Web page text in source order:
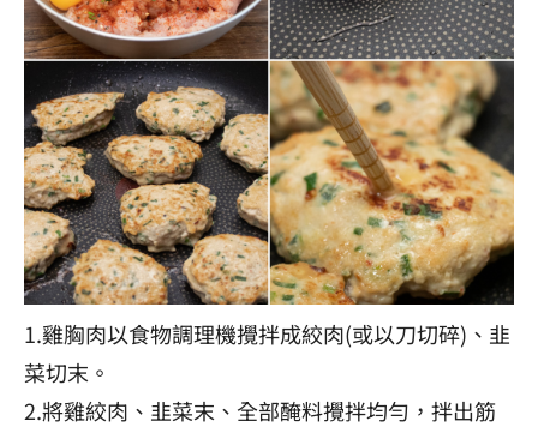
1.雞胸肉以食物調理機攪拌成絞肉(或以刀切碎)、韭
菜切末。
2.將雞絞肉、韭菜末、全部醃料攪拌均勻，拌出筋